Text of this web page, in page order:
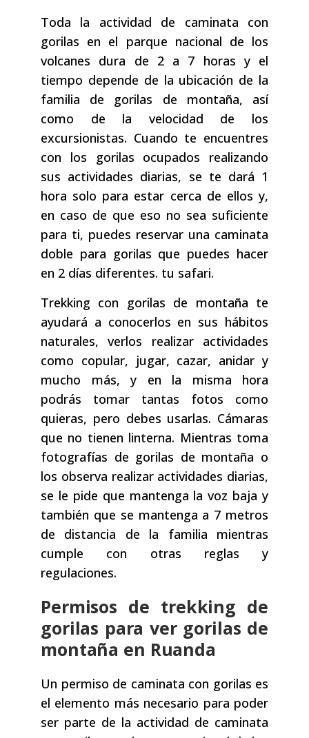
Toda la actividad de caminata con
gorilas en el parque nacional de los
volcanes dura de 2 a 7 horas y el
tiempo depende de la ubicación de la
familia de gorilas de montaña, así
como de la velocidad de los
excursionistas. Cuando te encuentres
con los gorilas ocupados realizando
sus actividades diarias, se te dará 1
hora solo para estar cerca de ellos y,
en caso de que eso no sea suficiente
para ti, puedes reservar una caminata
doble para gorilas que puedes hacer
en 2 días diferentes. tu safari.
Trekking con gorilas de montaña te
ayudará a conocerlos en sus hábitos
naturales, verlos realizar actividades
como copular, jugar, cazar, anidar y
mucho más, y en la misma hora
podrás tomar tantas fotos como
quieras, pero debes usarlas. Cámaras
que no tienen linterna. Mientras toma
fotografías de gorilas de montaña o
los observa realizar actividades diarias,
se le pide que mantenga la voz baja y
también que se mantenga a 7 metros
de distancia de la familia mientras
cumple con otras reglas y
regulaciones.
Permisos de trekking de
gorilas para ver gorilas de
montaña en Ruanda
Un permiso de caminata con gorilas es
el elemento más necesario para poder
ser parte de la actividad de caminata